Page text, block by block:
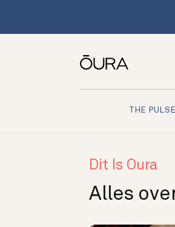
THE PULSE
Dit Is Oura
Alles